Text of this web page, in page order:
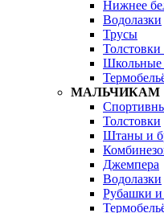
Нижнее
Водолазки
Трусы
Школьные
МАЛЬЧИКАМ
Толстовки
Штаны и
Джемпера
Водолазки
Рубашки и